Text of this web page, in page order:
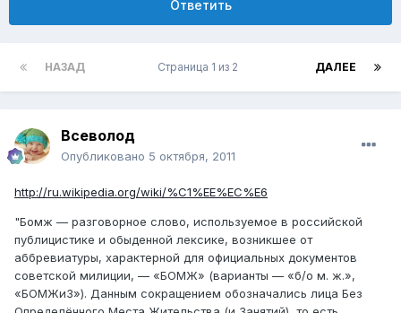
Ответить
НАЗАД ДАЛЕЕ
Страница 1 из 2
Всеволод
Опубликовано 5 октября, 2011
http://ru.wikipedia.org/wiki/%C1%EE%EC%E6
"Бомж — разговорное слово, используемое в российской
публицистике и обыденной лексике, возникшее от
аббревиатуры, характерной для официальных документов
советской милиции, — «БОМЖ» (варианты — «б/о м. ж.»,
«БОМЖиЗ»). Данным сокращением обозначались лица Без